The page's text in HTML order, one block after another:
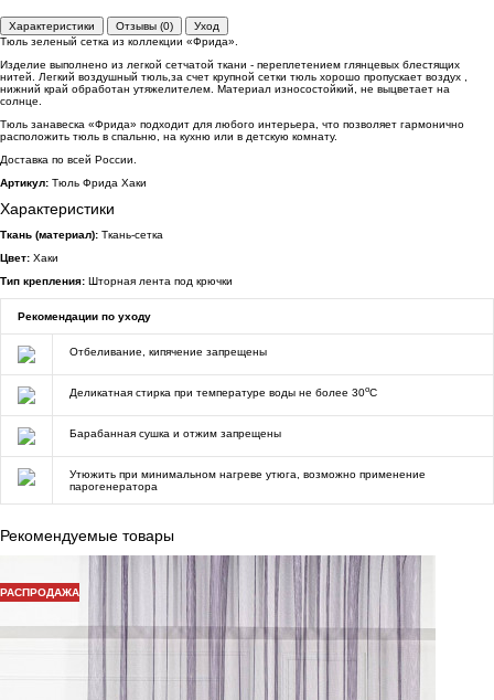
Характеристики Отзывы (0)
Уход
Тюль зеленый сетка из коллекции «Фрида».
Изделие выполнено из легкой сетчатой ткани - переплетением глянцевых блестящих
нитей. Легкий воздушный тюль,за счет крупной сетки тюль хорошо пропускает воздух ,
нижний край обработан утяжелителем. Материал износостойкий, не выцветает на
солнце.
Тюль занавеска «Фрида» подходит для любого интерьера, что позволяет гармонично
расположить тюль в спальню, на кухню или в детскую комнату.
Доставка по всей России.
Артикул: Тюль Фрида Хаки
Характеристики
Ткань (материал): Ткань-сетка
Цвет: Хаки
Тип крепления: Шторная лента под крючки
Рекомендации по уходу
Отбеливание, кипячение запрещены
Деликатная стирка при температуре воды не более 30oC
Барабанная сушка и отжим запрещены
Утюжить при минимальном нагреве утюга, возможно применение
парогенератора
Рекомендуемые товары
РАСПРОДАЖА